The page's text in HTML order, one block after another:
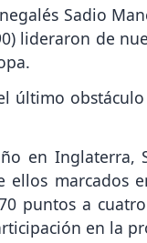
Sadio
lideraron de
último
en Inglaterra,
ellos marcados
puntos a
en la